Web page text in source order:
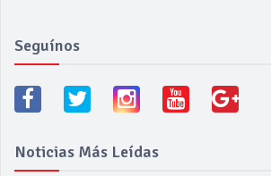
Seguínos
Noticias Más Leídas